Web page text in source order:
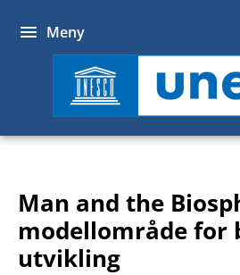
Meny
Man and the
modellområde
utvikling